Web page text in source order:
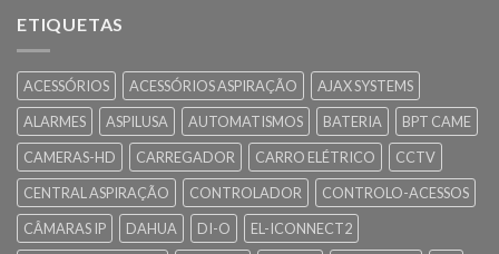
ETIQUETAS
ACESSÓRIOS ACESSÓRIOS ASPIRAÇÃO
AJAX SYSTEMS
ALARMES
ASPILUSA AUTOMATISMOS BATERIA
BPT CAME
CAMERAS-HD
CARREGADOR CARRO ELÉTRICO
CCTV
CENTRAL ASPIRAÇÃO
CONTROLADOR
CONTROLO-ACESSOS
CÂMARAS IP
DAHUA DI-O
EL-ICONNECT2